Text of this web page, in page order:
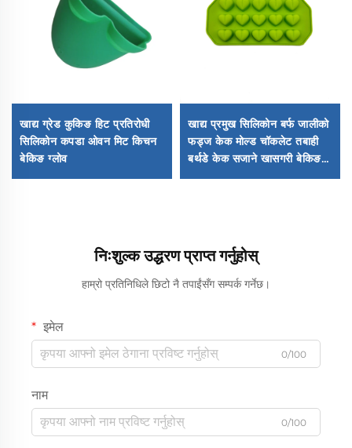
खाद्य ग्रेड कुकिङ हिट प्रतिरोधी
सिलिकोन कपडा ओवन मिट किचन
बेकिङ ग्लोव
खाद्य प्रमुख सिलिकोन बर्फ जालीको
फड्ज केक मोल्ड चॉकलेट तबाही
बर्थडे केक सजाने खासगरी बेकिङ
टูล्स ग्लू आइसिङ मोल्ड
निःशुल्क उद्धरण प्राप्त गर्नुहोस्
हाम्रो प्रतिनिधिले छिटो नै तपाईंसँग सम्पर्क गर्नेछ।
इमेल
0/100
नाम
0/100